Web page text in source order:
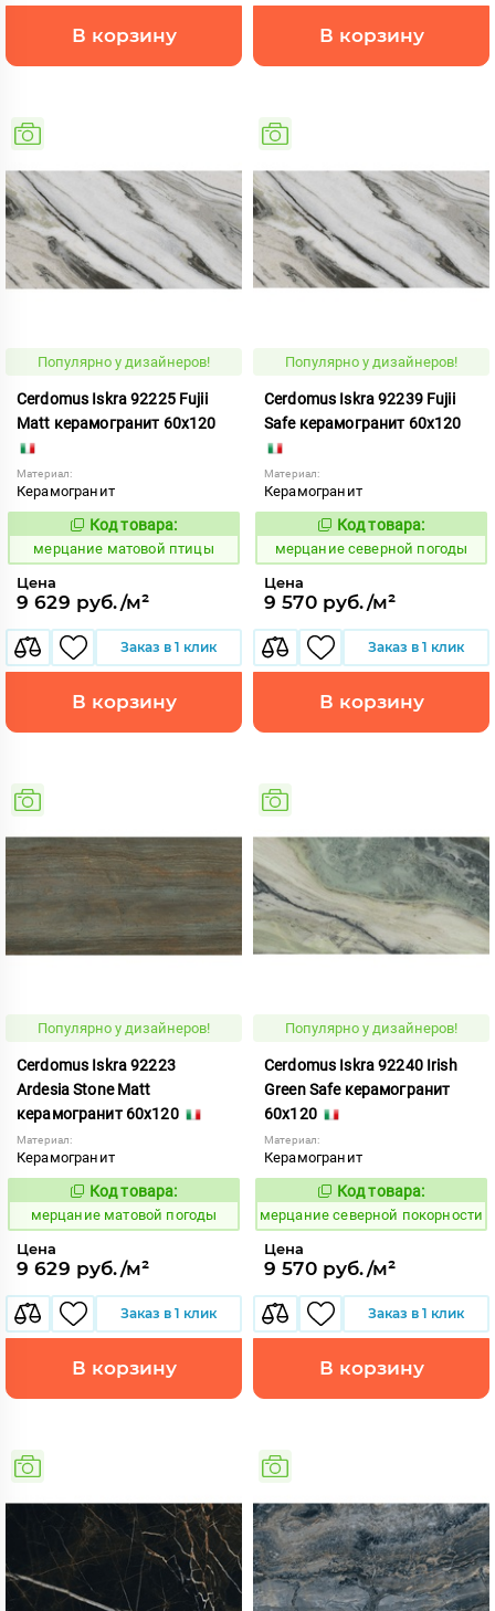
В корзину В корзину
Популярно у дизайнеров!
Cerdomus Iskra 92225 Fujii
Matt керамогранит 60x120
Материал:
Керамогранит
975448
Код товара:
мерцание матовой птицы
Цена
9 629 руб./м²
Заказ в 1 клик
В корзину
Популярно у дизайнеров!
Cerdomus Iskra 92239 Fujii
Safe керамогранит 60x120
Материал:
Керамогранит
979321
Код товара:
мерцание северной погоды
Цена
9 570 руб./м²
Заказ в 1 клик
В корзину
Популярно у дизайнеров!
Cerdomus Iskra 92223
Ardesia Stone Matt
керамогранит 60x120
Материал:
Керамогранит
975446
Код товара:
мерцание матовой погоды
Цена
9 629 руб./м²
Заказ в 1 клик
В корзину
Популярно у дизайнеров!
Cerdomus Iskra 92240 Irish
Green Safe керамогранит
60x120
Материал:
Керамогранит
979322
Код товара:
мерцание северной покорности
Цена
9 570 руб./м²
Заказ в 1 клик
В корзину